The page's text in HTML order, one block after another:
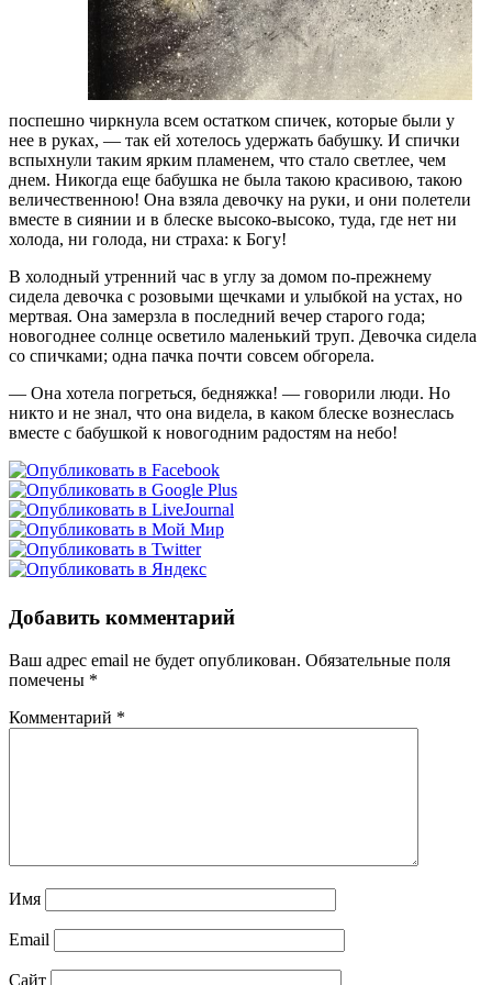
поспешно чиркнула всем остатком спичек, которые были у
нее в руках, — так ей хотелось удержать бабушку. И спички
вспыхнули таким ярким пламенем, что стало светлее, чем
днем. Никогда еще бабушка не была такою красивою, такою
величественною! Она взяла девочку на руки, и они полетели
вместе в сиянии и в блеске высоко-высоко, туда, где нет ни
холода, ни голода, ни страха: к Богу!
В холодный утренний час в углу за домом по-прежнему
сидела девочка с розовыми щечками и улыбкой на устах, но
мертвая. Она замерзла в последний вечер старого года;
новогоднее солнце осветило маленький труп. Девочка сидела
со спичками; одна пачка почти совсем обгорела.
— Она хотела погреться, бедняжка! — говорили люди. Но
никто и не знал, что она видела, в каком блеске вознеслась
вместе с бабушкой к новогодним радостям на небо!
Добавить комментарий
Ваш адрес email не будет опубликован. Обязательные поля
помечены *
Комментарий *
Имя
Email
Сайт